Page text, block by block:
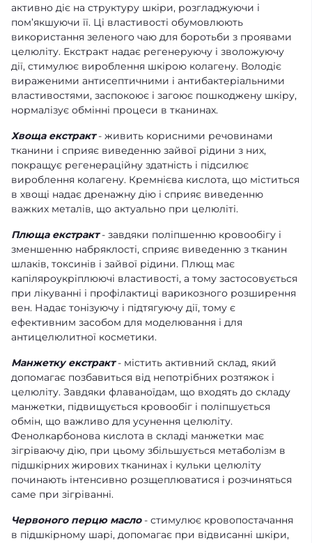
активно діє на структуру шкіри, розгладжуючи і
пом’якшуючи її. Ці властивості обумовлюють
використання зеленого чаю для боротьби з проявами
целюліту. Екстракт надає регенеруючу і зволожуючу
дії, стимулює вироблення шкірою колагену. Володіє
вираженими антисептичними і антибактеріальними
властивостями, заспокоює і загоює пошкоджену шкіру,
нормалізує обмінні процеси в тканинах.
Хвоща екстракт- живить корисними речовинами
тканини і сприяє виведенню зайвої рідини з них,
покращує регенераційну здатність і підсилює
вироблення колагену. Кремнієва кислота, що міститься
в хвощі надає дренажну дію і сприяє виведенню
важких металів, що актуально при целюліті.
Плюща екстракт- завдяки поліпшенню кровообігу і
зменшенню набряклості, сприяє виведенню з тканин
шлаків, токсинів і зайвої рідини. Плющ має
капіляроукріплюючі властивості, а тому застосовується
при лікуванні і профілактиці варикозного розширення
вен. Надає тонізуючу і підтягуючу дії, тому є
ефективним засобом для моделювання і для
антицелюлитної косметики.
Манжетку екстракт- містить активний склад, який
допомагає позбавиться від непотрібних розтяжок і
целюліту. Завдяки флаваноїдам, що входять до складу
манжетки, підвищується кровообіг і поліпшується
обмін, що важливо для усунення целюліту.
Фенолкарбонова кислота в складі манжетки має
зігріваючу дію, при цьому збільшується метаболізм в
підшкірних жирових тканинах і кульки целюліту
починають інтенсивно розщеплюватися і розчиняться
саме при зігріванні.
Червоного перцю масло - стимулює кровопостачання
в підшкірному шарі, допомагає при відвисанні шкіри,